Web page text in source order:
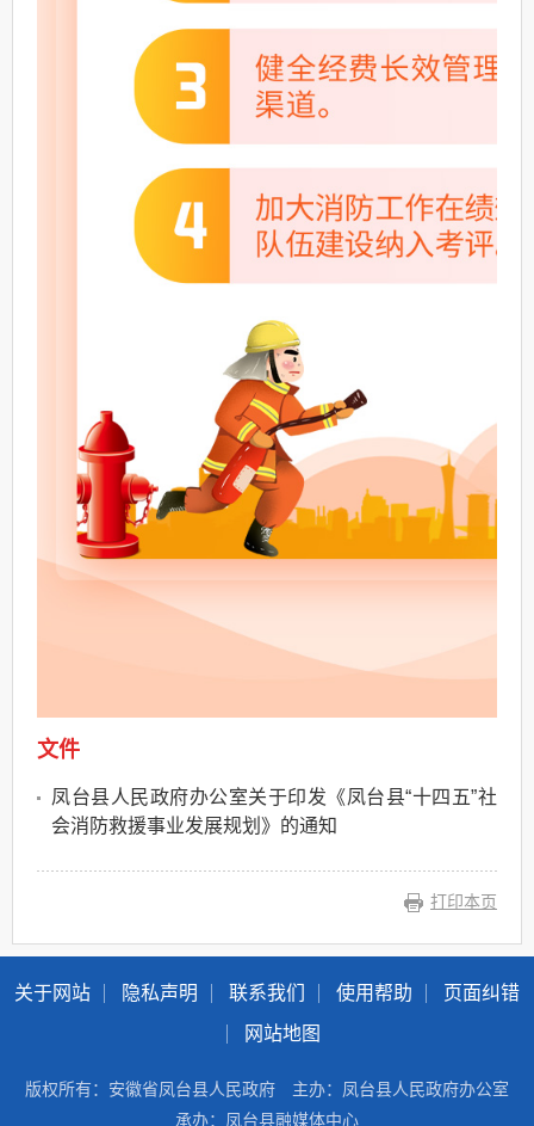
文件
凤台县人民政府办公室关于印发《凤台县“十四五”社
会消防救援事业发展规划》的通知
打印本页
关于网站 隐私声明 联系我们 使用帮助
页面纠错
网站地图
版权所有：安徽省凤台县人民政府
主办：凤台县人民政府办公室
承办：凤台县融媒体中心